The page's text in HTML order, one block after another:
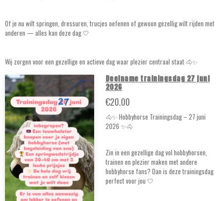
Of je nu wilt springen, dressuren, trucjes oefenen of gewoon gezellig wilt rijden met
anderen — alles kan deze dag 🤍
Wij zorgen voor een gezellige en actieve dag waar plezier centraal staat 🐴✨
Deelname trainingsdag 27 juni
2026
€20.00
🐴✨ Hobbyhorse Trainingsdag – 27 juni
2026 ✨🐴
Zin in een gezellige dag vol hobbyhorsen,
trainen en plezier maken met andere
hobbyhorse fans? Dan is deze trainingsdag
perfect voor jou 🤍